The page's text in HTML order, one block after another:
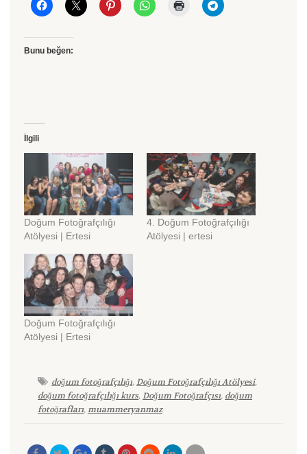
Bunu beğen:
İlgili
Doğum Fotoğrafçılığı
Atölyesi | Ertesi
4. Doğum Fotoğrafçılığı
Atölyesi | ertesi
Doğum Fotoğrafçılığı
Atölyesi | Ertesi
doğum fotoğrafçılığı,Doğum Fotoğrafçılığı Atölyesi,
doğum fotoğrafçılığı kurs,Doğum Fotoğrafçısı, doğum
fotoğrafları,muammeryanmaz